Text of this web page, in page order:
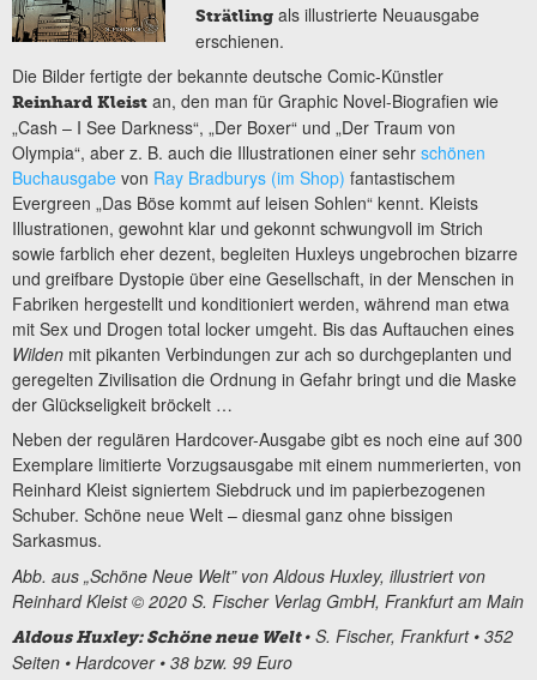
Strätling als illustrierte Neuausgabe
erschienen.
Die Bilder fertigte der bekannte deutsche Comic-Künstler
Reinhard Kleist an, den man für Graphic Novel-Biografien wie
„Cash – I See Darkness“, „Der Boxer“ und „Der Traum von
Olympia“, aber z. B. auch die Illustrationen einer sehr schönen
Buchausgabe von Ray Bradburys (im Shop) fantastischem
Evergreen „Das Böse kommt auf leisen Sohlen“ kennt. Kleists
Illustrationen, gewohnt klar und gekonnt schwungvoll im Strich
sowie farblich eher dezent, begleiten Huxleys ungebrochen bizarre
und greifbare Dystopie über eine Gesellschaft, in der Menschen in
Fabriken hergestellt und konditioniert werden, während man etwa
mit Sex und Drogen total locker umgeht. Bis das Auftauchen eines
Wilden mit pikanten Verbindungen zur ach so durchgeplanten und
geregelten Zivilisation die Ordnung in Gefahr bringt und die Maske
der Glückseligkeit bröckelt …
Neben der regulären Hardcover-Ausgabe gibt es noch eine auf 300
Exemplare limitierte Vorzugsausgabe mit einem nummerierten, von
Reinhard Kleist signiertem Siebdruck und im papierbezogenen
Schuber. Schöne neue Welt – diesmal ganz ohne bissigen
Sarkasmus.
Abb. aus „Schöne Neue Welt” von Aldous Huxley, illustriert von
Reinhard Kleist © 2020 S. Fischer Verlag GmbH, Frankfurt am Main
Aldous Huxley: Schöne neue Welt• S. Fischer, Frankfurt • 352
Seiten • Hardcover • 38 bzw. 99 Euro